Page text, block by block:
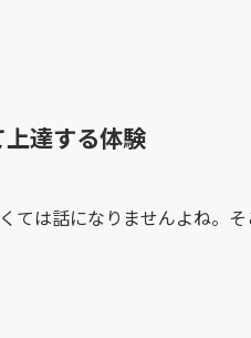
達する体験
ては話になりませんよね。